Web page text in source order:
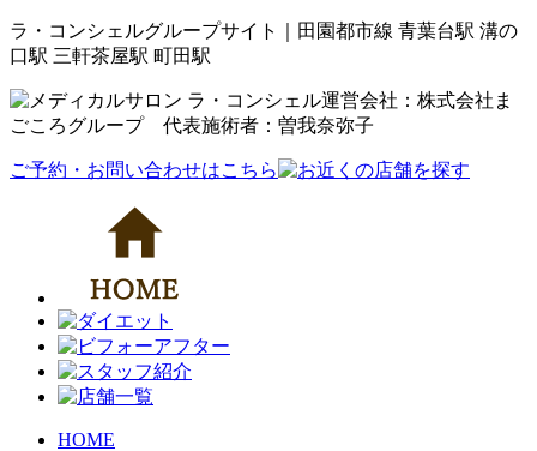
ラ・コンシェルグループサイト｜田園都市線 青葉台駅 溝の
口駅 三軒茶屋駅 町田駅
運営会社：株式会社ま
ごころグループ 代表施術者：曽我奈弥子
ご予約・お問い合わせはこちら
HOME